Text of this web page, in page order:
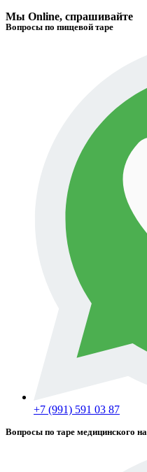
Мы Online, спрашивайте
Вопросы по пищевой таре
+7 (991) 591 03 87
Вопросы по таре медицинского